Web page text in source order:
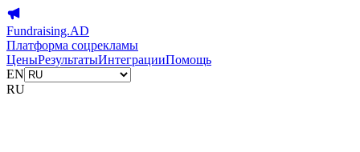
Fundraising.AD
Платформа соцрекламы
ЦеныРезультатыИнтеграцииПомощь
EN
RU